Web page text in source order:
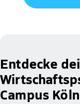
Entdecke
Campus Köln